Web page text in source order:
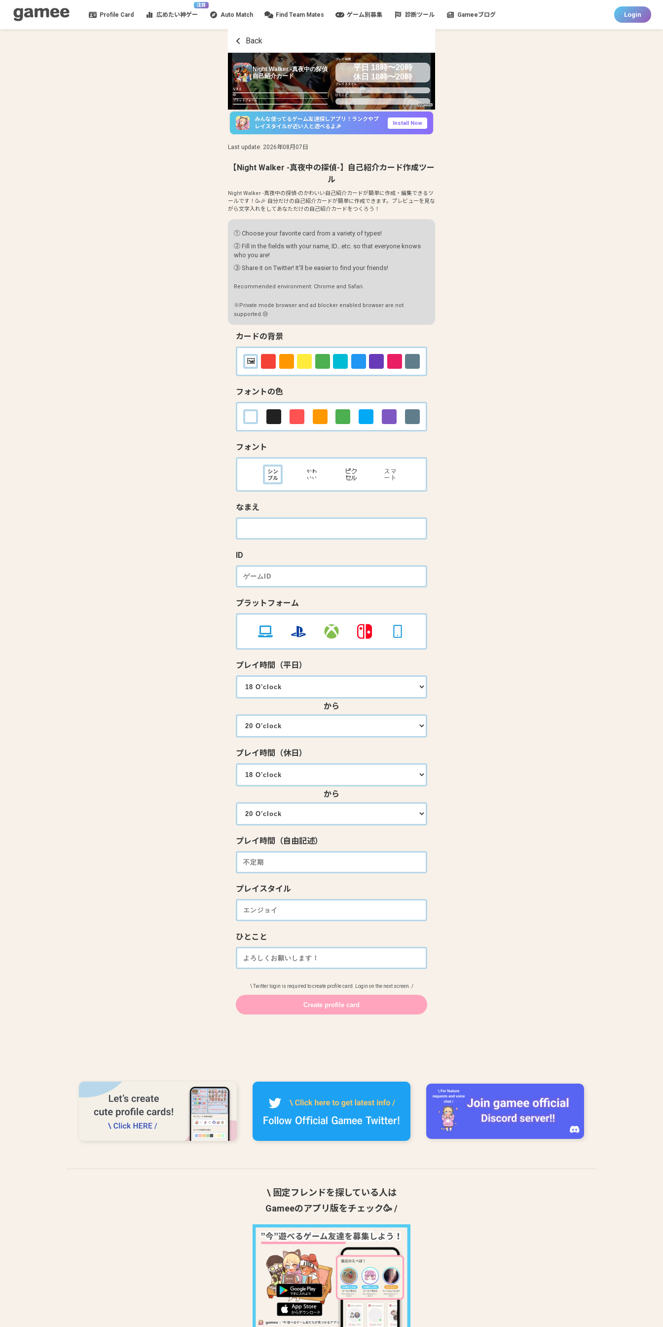
Profile Card
注目
広めたい神ゲー Auto Match Find Team Mates ゲーム別募集 診断ツール Gameeブログ Login
Back
Night Walker -真夜中の探偵-
自己紹介カード
なまえ
ID
プラットフォーム
プレイ時間
平日 18時〜20時
休日 18時〜20時
プレイスタイル
ひとこと
みんな使ってるゲーム友達探しアプリ！ランクやプ
レイスタイルが近い人と遊べるよ🎉
Install Now
Last update: 2026年08月07日
【Night Walker -真夜中の探偵-】自己紹介カード作成ツー
ル
Night Walker -真夜中の探偵-のかわいい自己紹介カードが簡単に作成・編集できるツ
ールです！🥳🎉 自分だけの自己紹介カードが簡単に作成できます。プレビューを見な
がら文字入れをしてあなただけの自己紹介カードをつくろう！
① Choose your favorite card from a variety of types!
② Fill in the fields with your name, ID...etc. so that everyone knows
who you are!
③ Share it on Twitter! It'll be easier to find your friends!
Recommended environment: Chrome and Safari.
※Private mode browser and ad blocker enabled browser are not
supported.😢
カードの背景
フォントの色
フォント
なまえ
ID
プラットフォーム
プレイ時間（平日）
から
プレイ時間（休日）
から
プレイ時間（自由記述）
プレイスタイル
ひとこと
\ Twitter login is required to create profile card. Login on the next screen. /
\ 固定フレンドを探している人は
Gameeのアプリ版をチェック🥳 /